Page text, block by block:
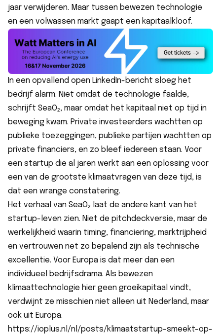
jaar verwijderen. Maar tussen bewezen technologie
en een volwassen markt gaapt een kapitaalkloof.
In een opvallend open LinkedIn-bericht sloeg het
bedrijf alarm. Niet omdat de technologie faalde,
schrijft SeaO₂, maar omdat het kapitaal niet op tijd in
beweging kwam. Private investeerders wachtten op
publieke toezeggingen, publieke partijen wachtten op
private financiers, en zo bleef iedereen staan. Voor
een startup die al jaren werkt aan een oplossing voor
een van de grootste klimaatvragen van deze tijd, is
dat een wrange constatering.
Het verhaal van SeaO₂ laat de andere kant van het
startup-leven zien. Niet de pitchdeckversie, maar de
werkelijkheid waarin timing, financiering, marktrijpheid
en vertrouwen net zo bepalend zijn als technische
excellentie. Voor Europa is dat meer dan een
individueel bedrijfsdrama. Als bewezen
klimaattechnologie hier geen groeikapitaal vindt,
verdwijnt ze misschien niet alleen uit Nederland, maar
ook uit Europa.
https://ioplus.nl/nl/posts/klimaatstartup-smeekt-op-